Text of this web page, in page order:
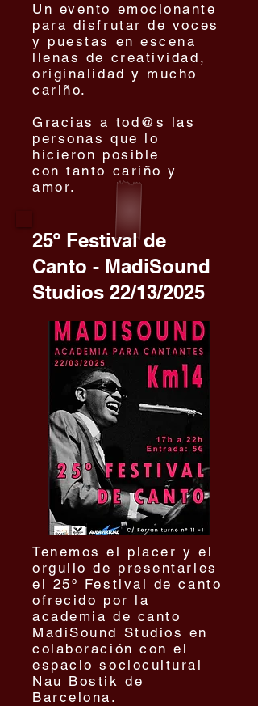
Un evento emocionante
para disfrutar de voces
y puestas en escena
llenas de creatividad,
originalidad y mucho
cariño.
Gracias a tod@s las
personas que lo
hicieron posible
con tanto cariño y
amor.
25º Festival de
Canto - MadiSound
Studios 22/13/2025
Tenemos el placer y el
orgullo de presentarles
el 25º Festival de canto
ofrecido por la
academia de canto
MadiSound Studios en
colaboración con el
espacio sociocultural
Nau Bostik de
Barcelona.